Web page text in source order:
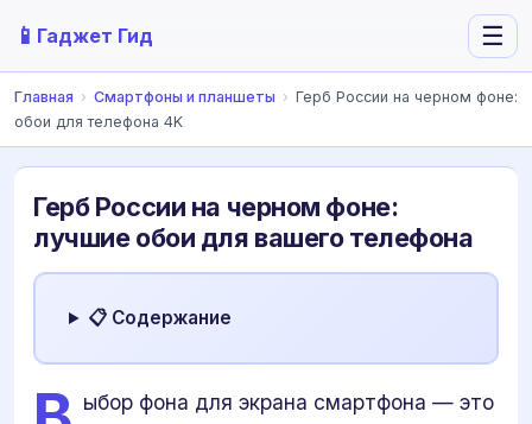
📱 Гаджет Гид ☰
Главная › Смартфоны и планшеты › Герб России на черном фоне:
обои для телефона 4K
Герб России на черном фоне:
лучшие обои для вашего телефона
📋 Содержание
ыбор фона для экрана смартфона — это